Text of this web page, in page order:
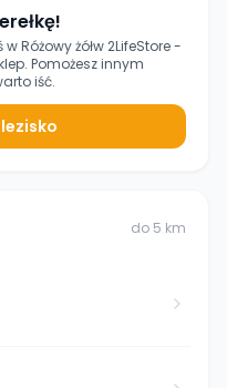
wRóżowy żółw 2LifeStore -
Pomożesz innym
iść.
do 5 km